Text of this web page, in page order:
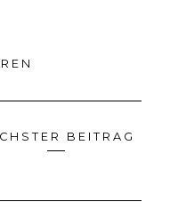
BEITRAG